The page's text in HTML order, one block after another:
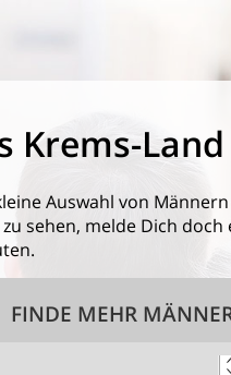
Krems-Land
Auswahl von
sehen, melde Dich
FINDE MEHR